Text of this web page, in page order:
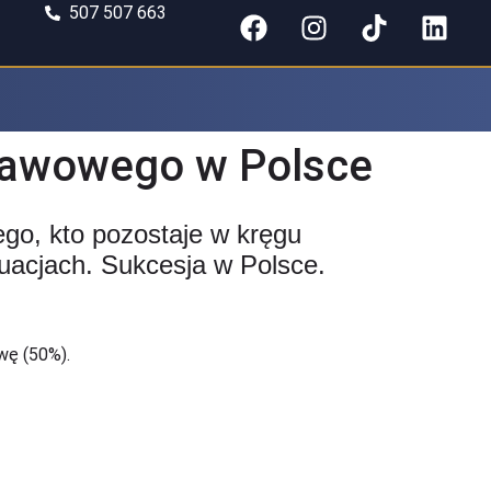
507 507 663
w Polsce
kto pozostaje w kręgu
Sukcesja w Polsce.
(50%).